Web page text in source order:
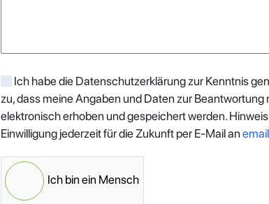
Ich habe die Datenschutzerklärung zur Kenntnis
zu, dass meine Angaben und Daten zur Beantwortung
elektronisch erhoben und gespeichert werden.
Einwilligung jederzeit für die Zukunft per E-Mail an
Ich bin ein Mensch